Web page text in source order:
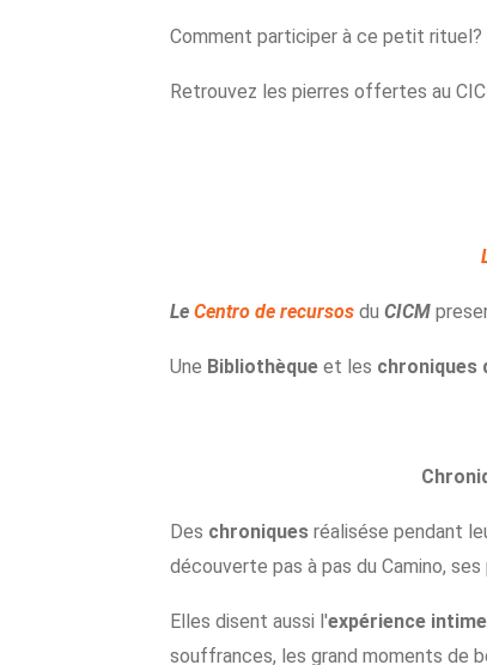
Comment participer à ce petit rituel?
Retrouvez les pierres offertes au
Le Centro de recursos du CICM
Une Bibliothèque et les chroniques
Des chroniques réalisése pendant
découverte pas à pas du Camino,
Elles disent aussi l'expérience intime
souffrances, les grand moments de